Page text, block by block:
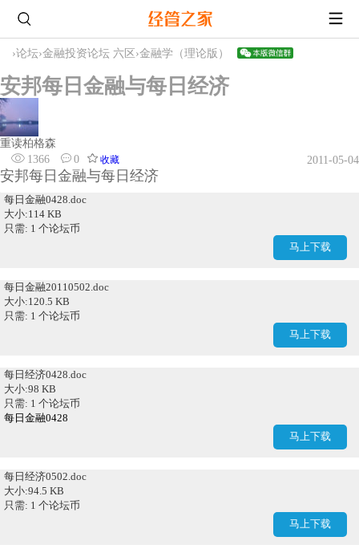
›论坛›金融投资论坛 六区 ›金融学（理论版）
安邦每日金融与每日经济
重读柏格森
1366
0 收藏 2011-05-04
安邦每日金融与每日经济
每日金融0428.doc
大小:114 KB
只需: 1 个论坛币
马上下载
每日金融20110502.doc
大小:120.5 KB
只需: 1 个论坛币
马上下载
每日经济0428.doc
大小:98 KB
只需: 1 个论坛币
马上下载
每日金融0428
每日经济0502.doc
大小:94.5 KB
只需: 1 个论坛币
马上下载